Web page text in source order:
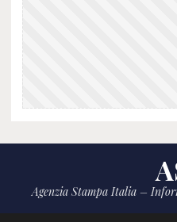
Agenzia Stampa Italia –